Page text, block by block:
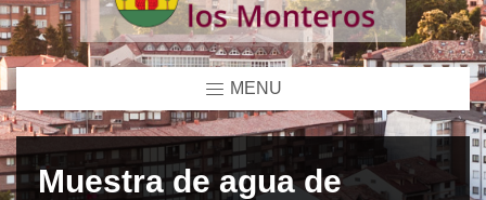
MENU
Muestra de agua de